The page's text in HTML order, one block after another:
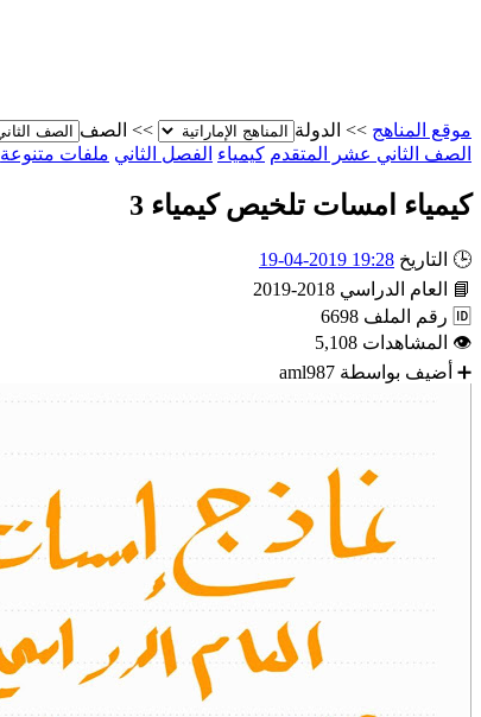
موقع المناهج >> الدولة >> الصف
الصف الثاني عشر المتقدم كيمياء الفصل الثاني ملفات متنوعة
كيمياء امسات تلخيص كيمياء 3
🕒 التاريخ 19:28 2019-04-19
📘
العام الدراسي 2018-2019
🆔 رقم الملف 6698
👁 المشاهدات 5,108
➕ أضيف بواسطة aml987